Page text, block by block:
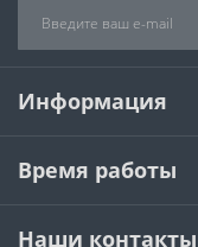
Информация
Время работы
Наши контакты